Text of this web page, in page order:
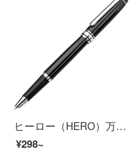
ヒーロー（HERO）万年筆黒漆イリジウム合金の万年筆インクペン
¥298~